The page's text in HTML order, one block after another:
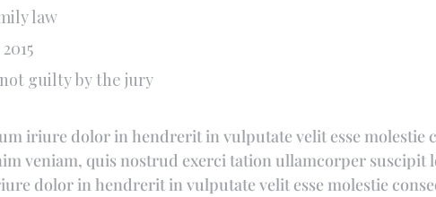
law
guilty by the jury
iriure dolor in hendrerit in vulputate velit esse
veniam, quis nostrud exerci tation ullamcorper suscipit
dolor in hendrerit in vulputate velit esse molestie